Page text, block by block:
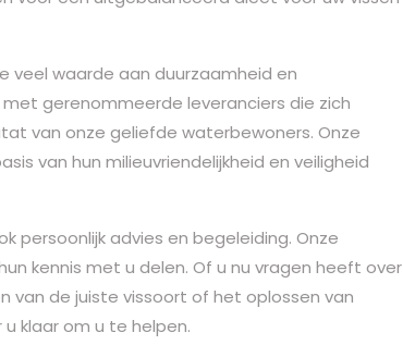
veel waarde aan duurzaamheid en
gerenommeerde leveranciers die zich
van onze geliefde waterbewoners. Onze
van hun milieuvriendelijkheid en veiligheid
persoonlijk advies en begeleiding. Onze
kennis met u delen. Of u nu vragen heeft over
van de juiste vissoort of het oplossen van
klaar om u te helpen.